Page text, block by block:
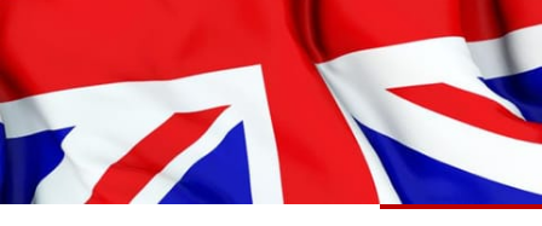
البرامج
جدول البرامج
شاهد البرامج
الترددات